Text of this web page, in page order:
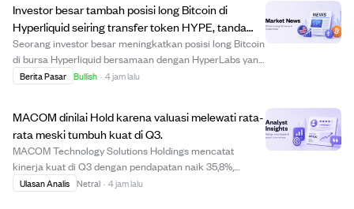
teratur...
Investor besar tambah posisi long Bitcoin di
Hyperliquid seiring transfer token HYPE, tanda
optimisme harga naik.
Seorang investor besar meningkatkan posisi long Bitcoin
di bursa Hyperliquid bersamaan dengan HyperLabs yang
memindahkan banyak token HYPE ke bursa terpusat.
Berita Pasar Bullish · 4 jam lalu
MACOM dinilai Hold karena valuasi melewati rata-
rata meski tumbuh kuat di Q3.
MACOM Technology Solutions Holdings mencatat
kinerja kuat di Q3 dengan pendapatan naik 35,8%,
margin kotor naik 300 basis poin, dan margin operasi
Ulasan Analis Netral · 4 jam lalu